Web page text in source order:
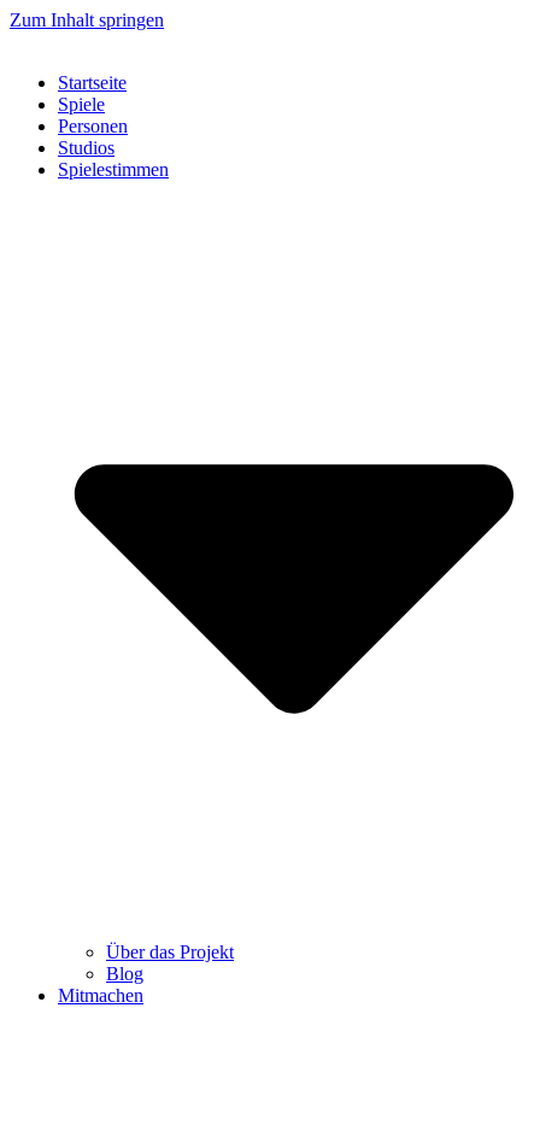
Zum Inhalt springen
Startseite
Spiele
Personen
Studios
Spielestimmen
Über das Projekt
Blog
Mitmachen